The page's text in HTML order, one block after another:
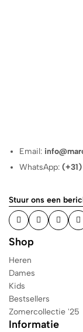
Email:
WhatsApp:
Stuur ons een
Shop
Heren
Dames
Kids
Bestsellers
Zomercollectie '25
Informatie